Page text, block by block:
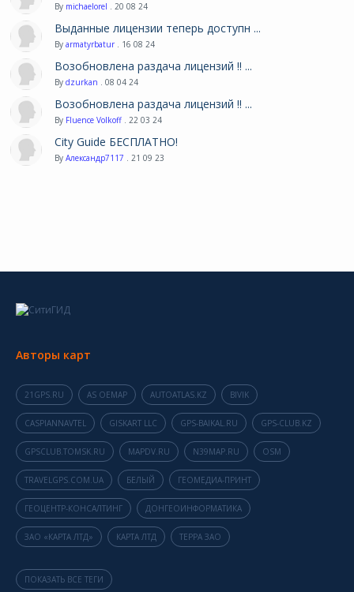
By michaelorel . 20 08 24
Выданные лицензии теперь доступн ...
By armatyrbatur . 16 08 24
Возобновлена раздача лицензий !! ...
By dzurkan . 08 04 24
Возобновлена раздача лицензий !! ...
By Fluence Volkoff . 22 03 24
City Guide БЕСПЛАТНО!
By Александр7117 . 21 09 23
Авторы карт
21GPS.RU AS OEMAP AUTOATLAS.KZ BIVIK
CASPIANNAVTEL GISKART LLC GPS-BAIKAL.RU GPS-CLUB.KZ
GPSCLUB.TOMSK.RU MAPDV.RU N39MAP.RU OSM
TRAVELGPS.COM.UA БЕЛЫЙ ГЕОМЕДИА-ПРИНТ
ГЕОЦЕНТР-КОНСАЛТИНГ ДОНГЕОИНФОРМАТИКА
ЗАО «КАРТА ЛТД» КАРТА ЛТД ТЕРРА ЗАО
ПОКАЗАТЬ ВСЕ ТЕГИ